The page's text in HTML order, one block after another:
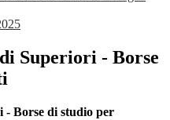
Superiori - Borse
Borse di studio per